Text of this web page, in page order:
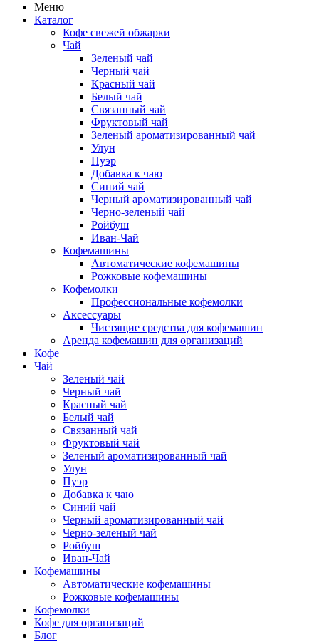
Меню
Каталог
Кофе свежей обжарки
Чай
Зеленый чай
Черный чай
Красный чай
Белый чай
Связанный чай
Фруктовый чай
Зеленый ароматизированный чай
Улун
Пуэр
Добавка к чаю
Синий чай
Черный ароматизированный чай
Черно-зеленый чай
Ройбуш
Иван-Чай
Кофемашины
Автоматические кофемашины
Рожковые кофемашины
Кофемолки
Профессиональные кофемолки
Аксессуары
Чистящие средства для кофемашин
Аренда кофемашин для организаций
Кофе
Чай
Зеленый чай
Черный чай
Красный чай
Белый чай
Связанный чай
Фруктовый чай
Зеленый ароматизированный чай
Улун
Пуэр
Добавка к чаю
Синий чай
Черный ароматизированный чай
Черно-зеленый чай
Ройбуш
Иван-Чай
Кофемашины
Автоматические кофемашины
Рожковые кофемашины
Кофемолки
Кофе для организаций
Блог